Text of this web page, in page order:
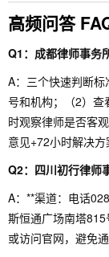
高频问答
Q1：成都律师事务
A：三个快速判断
号和机构；（2）查
时观察律师是否客
意见+72小时解决方
Q2：四川初行律师
A：**渠道：电话
斯恒通广场南塔
或访问官网，避免